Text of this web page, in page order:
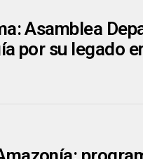
Asamblea
por su legado